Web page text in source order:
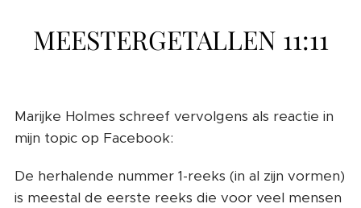
MEESTERGETALLEN 11:11
Marijke Holmes schreef vervolgens als reactie in
mijn topic op Facebook:
De herhalende nummer 1-reeks (in al zijn vormen)
is meestal de eerste reeks die voor veel mensen